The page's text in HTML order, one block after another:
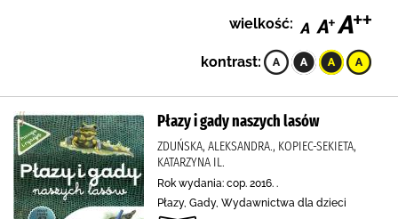
wielkość:
kontrast:
Płazy i gady naszych lasów
ZDUŃSKA, ALEKSANDRA., KOPIEC-SEKIETA,
KATARZYNA IL.
Rok wydania: cop. 2016. .
Płazy, Gady, Wydawnictwa dla dzieci